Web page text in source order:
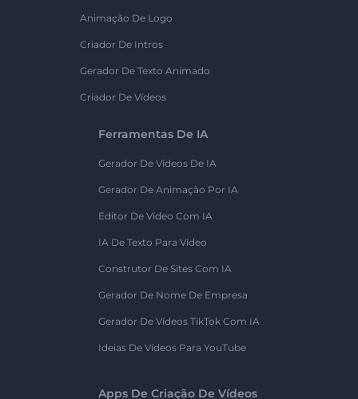
Animação De Logo
Criador De Intros
Gerador De Texto Animado
Criador De Vídeos
Ferramentas De IA
Gerador De Vídeos De IA
Gerador De Animação Por IA
Editor De Vídeo Com IA
IA De Texto Para Vídeo
Construtor De Sites Com IA
Gerador De Nome De Empresa
Gerador De Vídeos TikTok Com IA
Ideias De Vídeos Para YouTube
Apps De Criação De Vídeos